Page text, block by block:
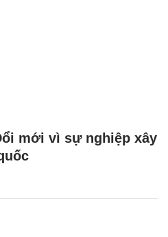
mới vì sự nghiệp xây